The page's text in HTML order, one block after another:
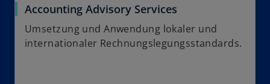
Accounting Advisory Services
Umsetzung und Anwendung lokaler und
internationaler Rechnungslegungsstandards.